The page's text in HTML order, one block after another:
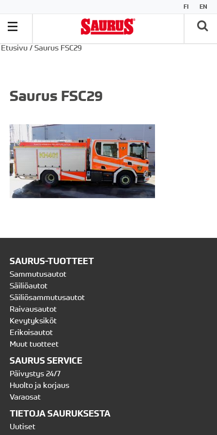
FI EN
Etusivu / Saurus FSC29
Saurus FSC29
SAURUS-TUOTTEET
Sammutusautot
Säiliöautot
Säiliösammutusautot
Raivausautot
Kevytyksiköt
Erikoisautot
Muut tuotteet
SAURUS SERVICE
Päivystys 24/7
Huolto ja korjaus
Varaosat
TIETOJA SAURUKSESTA
Uutiset